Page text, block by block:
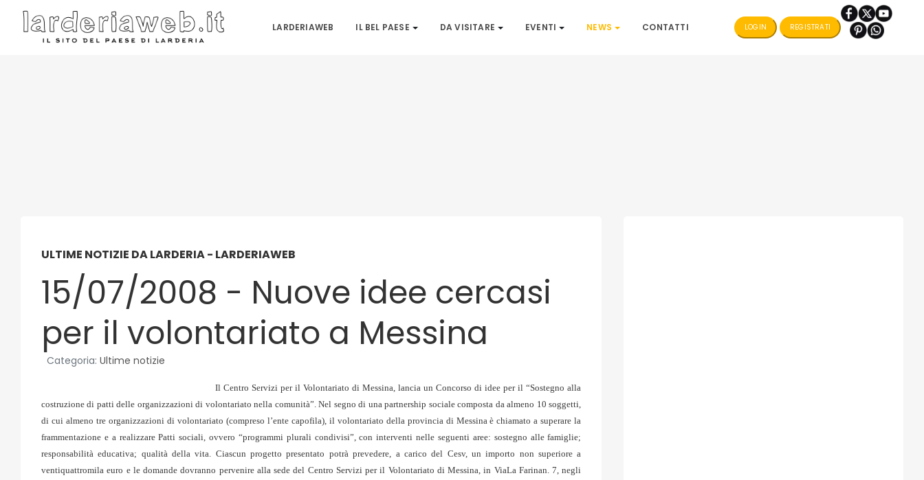
LARDERIAWEB IL BEL PAESE DA VISITARE EVENTI NEWS CONTATTI LOGIN REGISTRATI
ULTIME NOTIZIE DA LARDERIA - LARDERIAWEB
15/07/2008 - Nuove idee cercasi
per il volontariato a Messina
Categoria: Ultime notizie
IlCentro Servizi per il Volontariato di Messina, lancia un Concorso di idee per il “Sostegno alla
costruzione di patti delle organizzazioni di volontariato nella comunità”. Nel segno di una partnership sociale composta da almeno 10 soggetti,
di cui almeno tre organizzazioni di volontariato (compreso l’ente capofila), il volontariato della provincia di Messina è chiamato a superare la
frammentazione e a realizzare Patti sociali, ovvero “programmi plurali condivisi”, con interventi nelle seguenti aree: sostegno alle famiglie;
responsabilità educativa; qualità della vita. Ciascun progetto presentato potrà prevedere, a carico del Cesv, un importo non superiore a
ventiquattromila euro e le domande dovranno pervenire alla sede del Centro Servizi per il Volontariato di Messina, in ViaLa Farinan. 7, negli